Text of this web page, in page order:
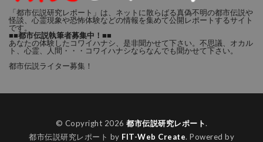
「都市伝説研究レポート」は、ネットに散らばる真偽不明の都市伝説や
怪談、心霊現象や恐怖体験などの情報を集めて公開レポートするサイト
です。
■■都市伝説執筆者募集中！■■
あなたの体験したコワイハナシ、是非聞かせて下さい。不思議、オカル
ト、心霊、人間・・・コワイハナシならなんでも聞かせて下さい。
都市伝説ライター募集！
© Copyright 2026 都市伝説研究レポート.
都市伝説研究レポート by FIT-Web Create. Powered by